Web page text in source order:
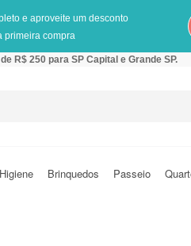
e aproveite um desconto
primeira compra
R$ 250 para SP Capital e Grande SP.
Brinquedos Passeio